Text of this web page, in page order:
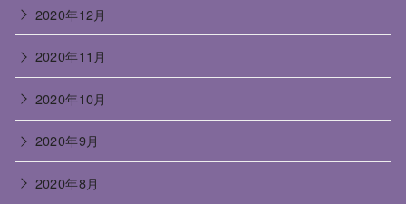
2020年12月
2020年11月
2020年10月
2020年9月
2020年8月